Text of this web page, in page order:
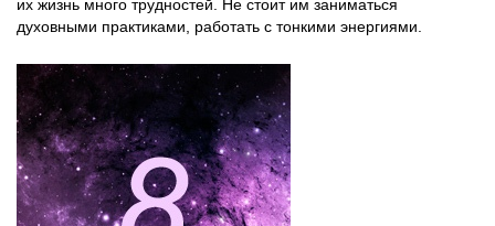
их жизнь много трудностей. Не стоит им заниматься
духовными практиками, работать с тонкими энергиями.